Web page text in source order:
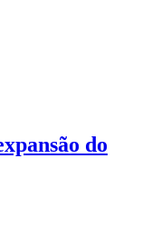
do